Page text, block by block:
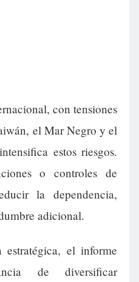
con tensiones
el Mar Negro y el
estos riesgos.
o controles de
la dependencia,
adicional.
estratégica, el informe
de diversificar